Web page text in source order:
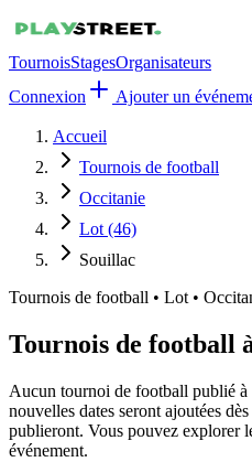
TournoisStagesOrganisateurs
Connexion
Ajouter un
Accueil
Tournois de football
Occitanie
Lot (46)
Souillac
Tournois de football • Lot •
Tournois de football
Aucun tournoi de football publié
nouvelles dates seront ajoutées
publieront. Vous pouvez explorer
événement.